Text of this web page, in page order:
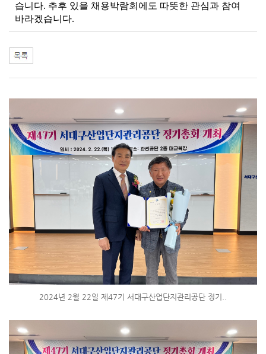
습니다. 추후 있을 채용박람회에도 따뜻한 관심과 참여
바라겠습니다.
2024년 2월 22일 제47기 서대구산업단지관리공단 정기..